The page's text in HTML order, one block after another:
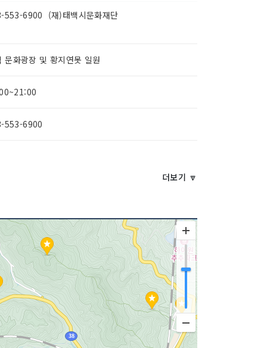
553-6900 (재)태백시문화재단
문화광장 및 황지연못 일원
553-6900
더보기 🔽